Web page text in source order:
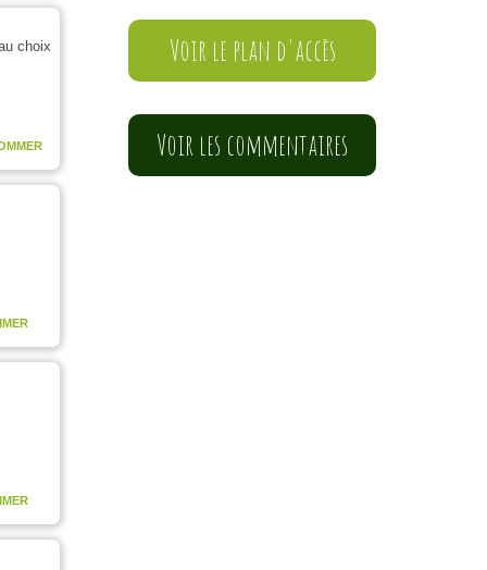
choix Voir le plan d'accès
Voir les commentaires